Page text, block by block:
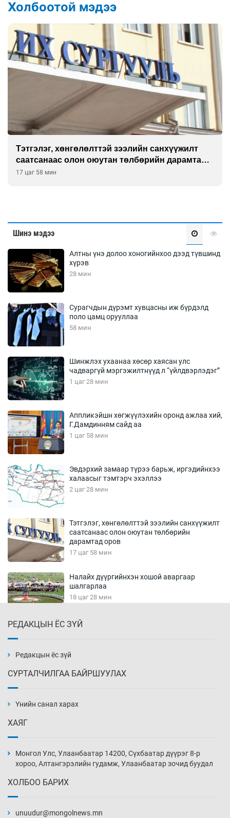
Холбоотой мэдээ
Налайх дүүргийнхэн хошой аваргаар
шалгарлаа
18 цаг 28 мин
Шинэ мэдээ
Алтны үнэ долоо хоногийнхоо дээд түвшинд
хүрэв
28 мин
Сурагчдын дүрэмт хувцасны иж бүрдэлд
поло цамц орууллаа
58 мин
Шинжлэх ухаанаа хөсөр хаясан улс
чадваргүй мэргэжилтнүүд л “үйлдвэрлэдэг”
1 цаг 28 мин
Аппликэйшн хөгжүүлэхийн оронд ажлаа хий,
Г.Дамдинням сайд аа
1 цаг 58 мин
Эвдэрхий замаар түрээ барьж, иргэдийнхээ
халаасыг тэмтэрч эхэллээ
2 цаг 28 мин
Тэтгэлэг, хөнгөлөлттэй зээлийн санхүүжилт
саатсанаас олон оюутан төлбөрийн
дарамтад оров
17 цаг 58 мин
Налайх дүүргийнхэн хошой аваргаар
шалгарлаа
18 цаг 28 мин
18 цаг 58 мин
19 цаг 28 мин
19 цаг 28 мин
19 цаг 58 мин
РЕДАКЦЫН ЁС ЗҮЙ
Редакцын ёс зүй
СУРТАЛЧИЛГАА БАЙРШУУЛАХ
Үнийн санал харах
ХАЯГ
Монгол Улс, Улаанбаатар 14200, Сүхбаатар дүүрэг 8-р
хороо, Алтангэрэлийн гудамж, Улаанбаатар зочид буудал
ХОЛБОО БАРИХ
unuudur@mongolnews.mn